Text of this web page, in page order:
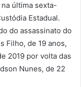
última sexta-
Estadual.
do assassinato do
Filho, de 19 anos,
2019 por volta das
Nunes, de 22